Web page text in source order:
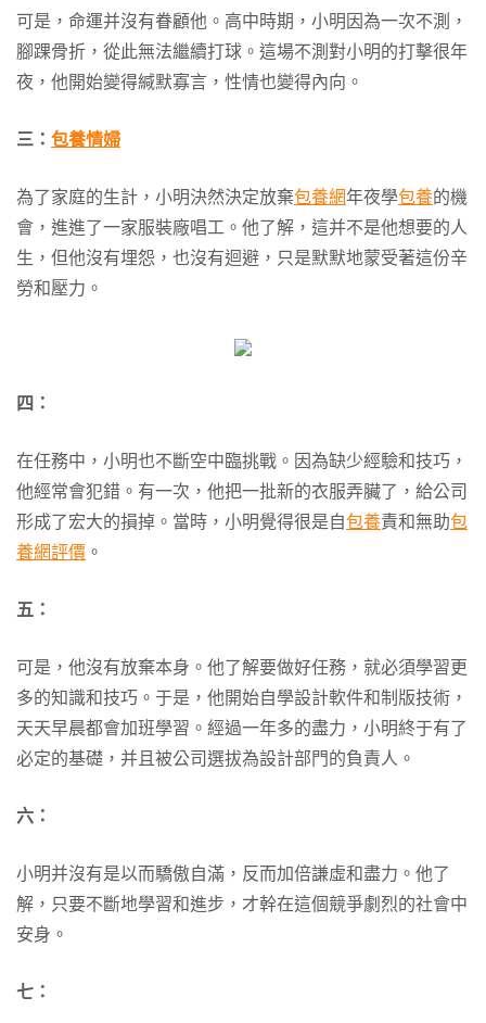
可是，命運并沒有眷顧他。高中時期，小明因為一次不測，
腳踝骨折，從此無法繼續打球。這場不測對小明的打擊很年
夜，他開始變得緘默寡言，性情也變得內向。
三： 包養情婦
為了家庭的生計，小明決然決定放棄包養網年夜學包養的機
會，進進了一家服裝廠唱工。他了解，這并不是他想要的人
生，但他沒有埋怨，也沒有迴避，只是默默地蒙受著這份辛
勞和壓力。
四：
在任務中，小明也不斷空中臨挑戰。因為缺少經驗和技巧，
他經常會犯錯。有一次，他把一批新的衣服弄臟了，給公司
形成了宏大的損掉。當時，小明覺得很是自包養責和無助包
養網評價 。
五：
可是，他沒有放棄本身。他了解要做好任務，就必須學習更
多的知識和技巧。于是，他開始自學設計軟件和制版技術，
天天早晨都會加班學習。經過一年多的盡力，小明終于有了
必定的基礎，并且被公司選拔為設計部門的負責人。
六：
小明并沒有是以而驕傲自滿，反而加倍謙虛和盡力。他了
解，只要不斷地學習和進步，才幹在這個競爭劇烈的社會中
安身。
七：